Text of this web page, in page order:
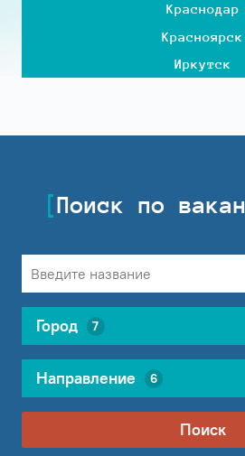
Краснодар
Красноярск
Иркутск
Поиск по
Город 7
Направление 6
Поиск